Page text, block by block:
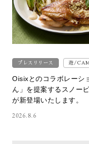
プレスリリース 遊/
Oisixとのコラボレーシ
ん」を提案するスノー
が新登場いたします。
2026.8.6